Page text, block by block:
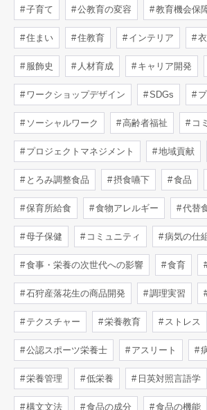
子育て 公教育の変容 教育機会保
住まい 住教育 インテリア 衣
服飾史 人材育成 キャリア開発
ワークショップデザイン SDGs プ
ソーシャルワーク 高齢者福祉 コ
プロジェクトマネジメント 地域貢献
とろみ調整食品 摂食嚥下 食品
保育所給食 食物アレルギー 代替
母子保健 コミュニティ 病気の仕
食事・栄養の次世代への影響 食育
石狩産落花生の商品開発 調理実習
テクスチャー 栄養教育 ストレス
公認スポーツ栄養士 アスリート
栄養管理 低栄養 日英対照言語学
構文文法 食品の成分 食品の機能